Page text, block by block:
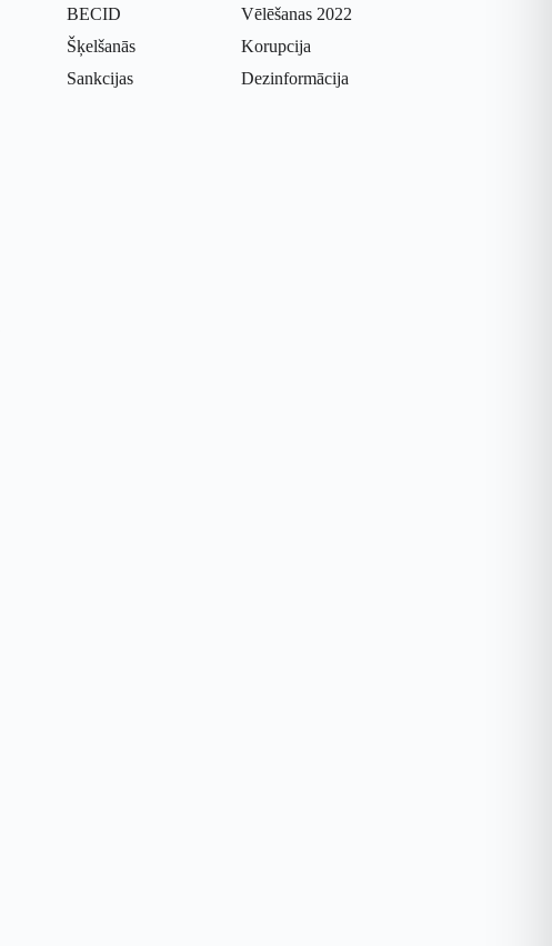
BECID
Vēlēšanas 2022
Šķelšanās
Korupcija
Sankcijas
Dezinformācija